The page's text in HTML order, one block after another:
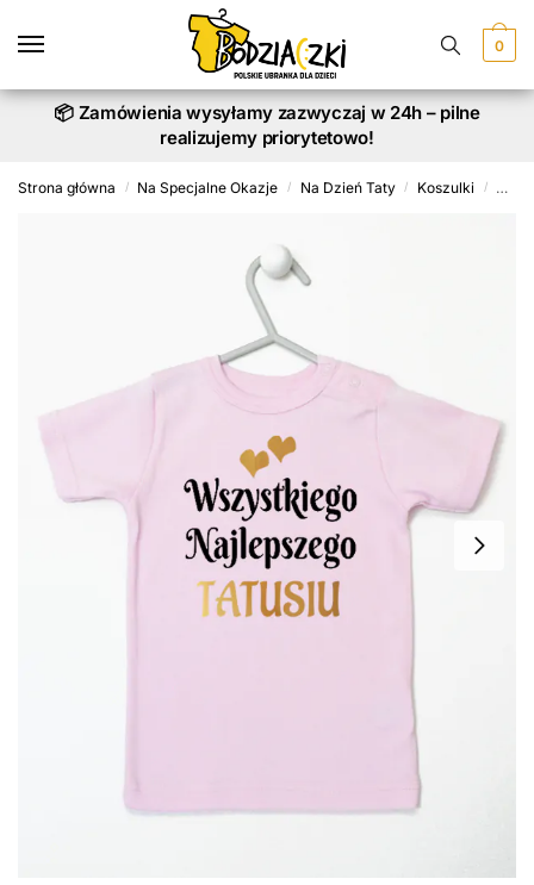
0
📦 Zamówienia wysyłamy zazwyczaj w 24h – pilne
realizujemy priorytetowo!
Strona główna / Na Specjalne Okazje / Na Dzień Taty / Koszulki /